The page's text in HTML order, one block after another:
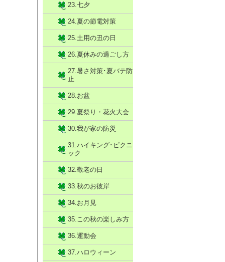
23.七夕
24.夏の節電対策
25.土用の丑の日
26.夏休みの過ごし方
27.暑さ対策･夏バテ防
止
28.お盆
29.夏祭り・花火大会
30.我が家の防災
31.ハイキング･ピクニ
ック
32.敬老の日
33.秋のお彼岸
34.お月見
35.この秋の楽しみ方
36.運動会
37.ハロウィーン